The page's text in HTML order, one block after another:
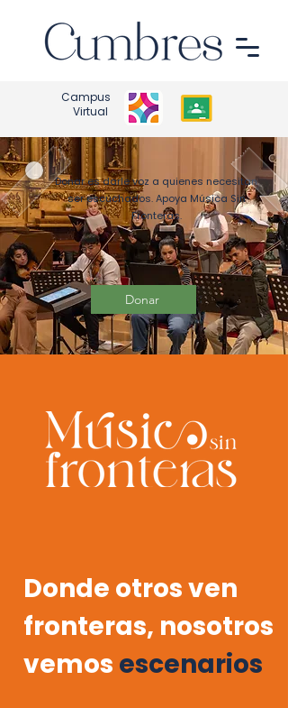
Campus
Virtual
Donar es darle voz a quienes necesitan
ser escuchados. Apoya Música Sin
Fronteras.
Donar
Donde otros ven
fronteras, nosotros
vemos escenarios